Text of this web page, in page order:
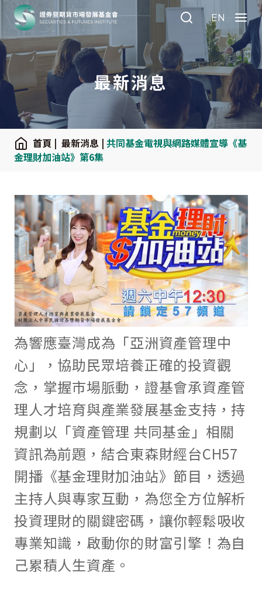
Search EN Menu
最新消息
首頁 | 最新消息 | 共同基金電視與網路媒體宣導《基
金理財加油站》第6集
為響應臺灣成為「亞洲資產管理中
心」，協助民眾培養正確的投資觀
念，掌握市場脈動，證基會承資產管
理人才培育與產業發展基金支持，持
規劃以「資產管理 共同基金」相關
資訊為前題，結合東森財經台CH57
開播《基金理財加油站》節目，透過
主持人與專家互動，為您全方位解析
投資理財的關鍵密碼，讓你輕鬆吸收
專業知識，啟動你的財富引擎！為自
己累積人生資產。